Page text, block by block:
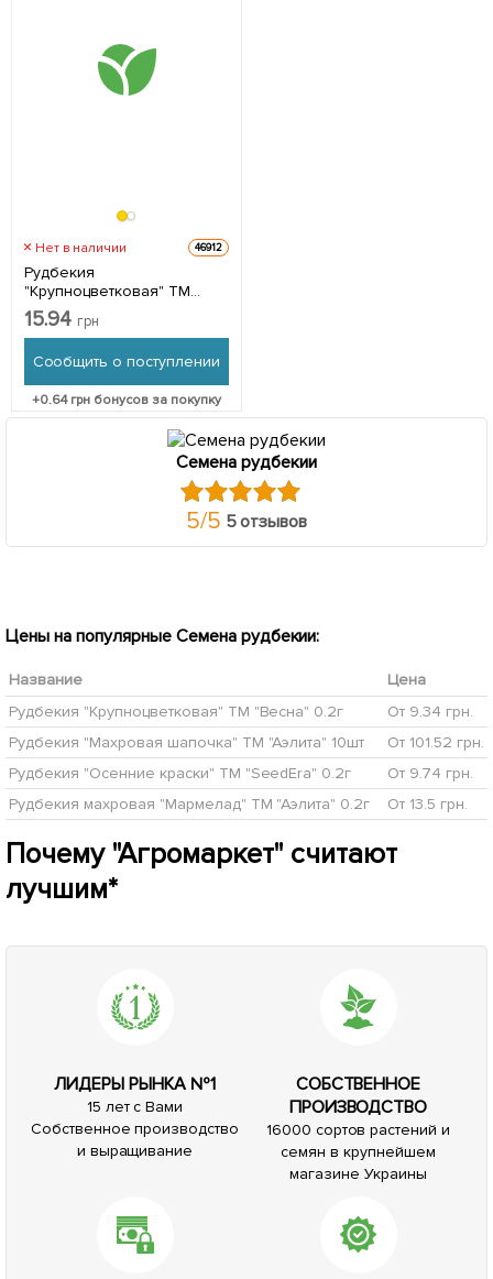
Нет в наличии 46912
Рудбекия
"Крупноцветковая" ТМ
"Весна" 0.2г
15.94 грн
Сообщить о поступлении
+0.64грн бонусов за покупку
Семена рудбекии
5/5 5 отзывов
Цены на популярные Семена рудбекии:
Название
Цена
Рудбекия "Крупноцветковая" ТМ "Весна" 0.2г
От 9.34 грн.
Рудбекия "Махровая шапочка" ТМ "Аэлита" 10шт
От 101.52 грн.
Рудбекия "Осенние краски" ТМ "SeedEra" 0.2г
От 9.74 грн.
Рудбекия махровая "Мармелад" ТМ "Аэлита" 0.2г
От 13.5 грн.
Почему "Агромаркет" считают
лучшим*
ЛИДЕРЫ РЫНКА №1
15 лет с Вами
Собственное производство
и выращивание
СОБСТВЕННОЕ
ПРОИЗВОДСТВО
16000 сортов растений и
семян в крупнейшем
магазине Украины